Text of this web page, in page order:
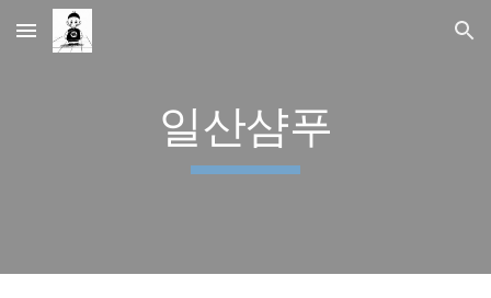
Skip to main content Skip to navigation
일산샴푸